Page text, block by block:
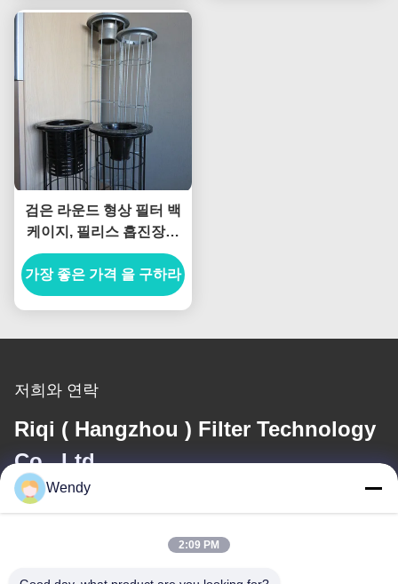
검은 라운드 형상 필터 백
케이지, 필리스 흡진장치
필터 케이지
가장 좋은 가격 을 구하라
저희와 연락
Riqi ( Hangzhou ) Filter Technology
Co., Ltd.
이메일
wendy@hzriqi.com
Wendy
2:09 PM